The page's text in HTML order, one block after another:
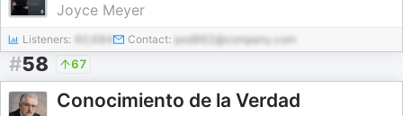
Joyce Meyer
Listeners: 60,684 Contact: pod862@company.com
#58 67
Conocimiento de la Verdad